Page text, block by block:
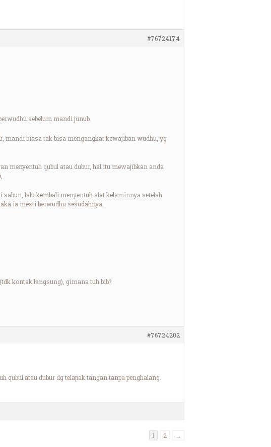
#76724174
sebelum mandi junub.
mandi biasa tak bisa mengangkat kewajiban wudhu, yg
menyentuh qubul atau dubur, hal itu mewajibkan anda
lalu kembali menyentuh alat kelaminnya setelah
ia mesti berwudhu sesudahnya.
kontak langsung), gimana tuh bib?
#76724202
qubul atau dubur dg telapak tangan tanpa penghalang.
1 2 →